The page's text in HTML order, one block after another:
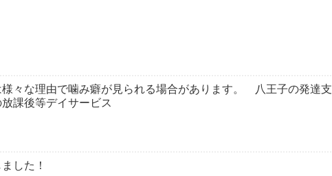
々な理由で噛み癖が見られる場合があります。 八王子の発達支
課後等デイサービス
した！